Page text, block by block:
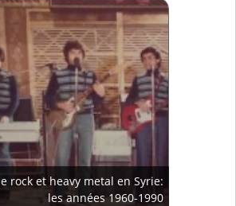
rock et heavy metal en Syrie:
les années 1960-1990